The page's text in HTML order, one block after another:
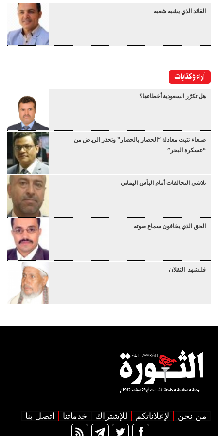
القائد الذي يشبه شعبه
آراء وكتابات
هل تكرّر السعودية أخطاءها؟
صنعاء تثبت معادلة “الحصار بالحصار” وتحذر الرياض من
“عسكرة البحر”
تلاشي التحالفات أمام البأس اليماني
الحق الذي يخافون سماع صوته
فليشهد الثقلان
من نحن لإعلاناتكم للإشتراك خدماتنا اتصل بنا